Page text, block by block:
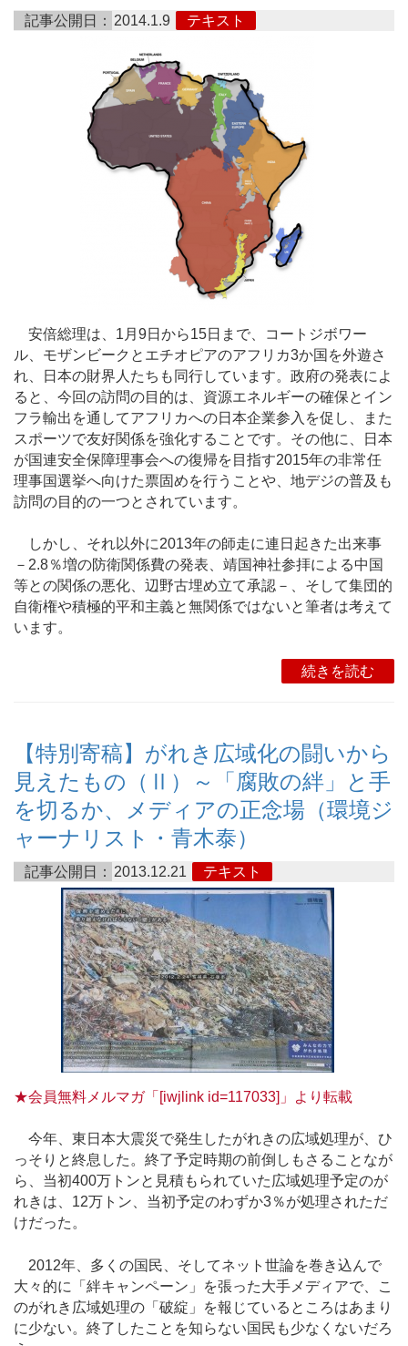
記事公開日： 2014.1.9 テキスト
安倍総理は、1月9日から15日まで、コートジボワー
ル、モザンビークとエチオピアのアフリカ3か国を外遊さ
れ、日本の財界人たちも同行しています。政府の発表によ
ると、今回の訪問の目的は、資源エネルギーの確保とイン
フラ輸出を通してアフリカへの日本企業参入を促し、また
スポーツで友好関係を強化することです。その他に、日本
が国連安全保障理事会への復帰を目指す2015年の非常任
理事国選挙へ向けた票固めを行うことや、地デジの普及も
訪問の目的の一つとされています。
しかし、それ以外に2013年の師走に連日起きた出来事
－2.8％増の防衛関係費の発表、靖国神社参拝による中国
等との関係の悪化、辺野古埋め立て承認－、そして集団的
自衛権や積極的平和主義と無関係ではないと筆者は考えて
います。
続きを読む
【特別寄稿】がれき広域化の闘いから
見えたもの（Ⅱ）～「腐敗の絆」と手
を切るか、メディアの正念場（環境ジ
ャーナリスト・青木泰）
記事公開日： 2013.12.21 テキスト
★会員無料メルマガ「[iwjlink id=117033]」より転載
今年、東日本大震災で発生したがれきの広域処理が、ひ
っそりと終息した。終了予定時期の前倒しもさることなが
ら、当初400万トンと見積もられていた広域処理予定のが
れきは、12万トン、当初予定のわずか3％が処理されただ
けだった。
2012年、多くの国民、そしてネット世論を巻き込んで
大々的に「絆キャンペーン」を張った大手メディアで、こ
のがれき広域処理の「破綻」を報じているところはあまり
に少ない。終了したことを知らない国民も少なくないだろ